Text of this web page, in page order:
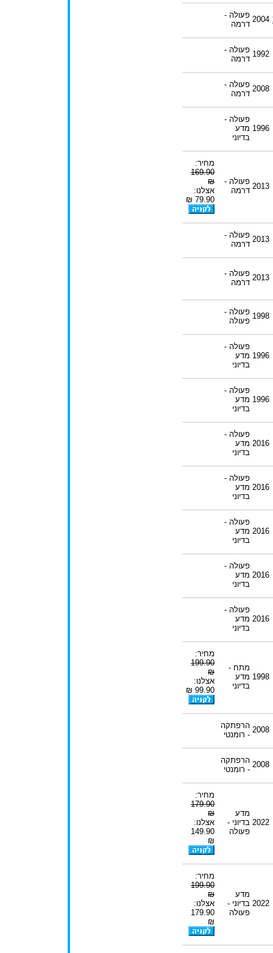
2004 פעולה -
דרמה
1992 פעולה -
דרמה
2008 פעולה -
דרמה
1996
פעולה -
מדע
בדיוני
2013
פעולה -
דרמה
מחיר:
169.90
₪
אצלנו:
79.90 ₪
2013 פעולה -
דרמה
2013 פעולה -
דרמה
1998 פעולה -
פעולה
1996
פעולה -
מדע
בדיוני
1996
פעולה -
מדע
בדיוני
2016
פעולה -
מדע
בדיוני
2016
פעולה -
מדע
בדיוני
2016
פעולה -
מדע
בדיוני
2016
פעולה -
מדע
בדיוני
2016
פעולה -
מדע
בדיוני
1998
מתח -
מדע
בדיוני
מחיר:
199.90
₪
אצלנו:
99.90 ₪
2008 הרפתקה
- רומנטי
2008 הרפתקה
- רומנטי
2022
מדע
בדיוני -
פעולה
מחיר:
179.90
₪
אצלנו:
149.90
₪
2022
מדע
בדיוני -
פעולה
מחיר:
199.90
₪
אצלנו:
179.90
₪